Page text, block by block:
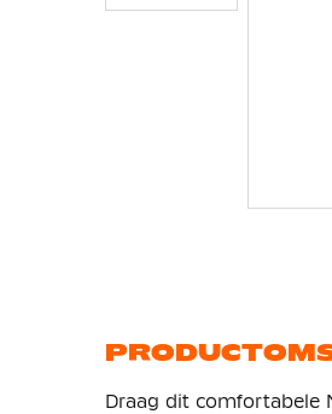
gallerij
Draag dit comfortabele